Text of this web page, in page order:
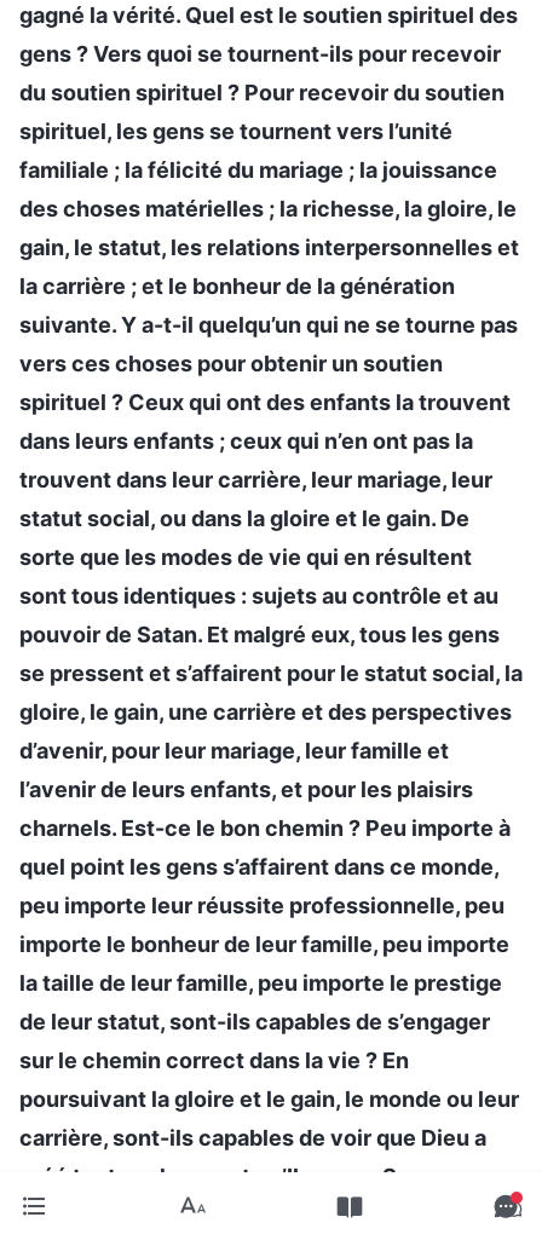
gagné la vérité. Quel est le soutien spirituel des
gens ? Vers quoi se tournent-ils pour recevoir
du soutien spirituel ? Pour recevoir du soutien
spirituel, les gens se tournent vers l’unité
familiale ; la félicité du mariage ; la jouissance
des choses matérielles ; la richesse, la gloire, le
gain, le statut, les relations interpersonnelles et
la carrière ; et le bonheur de la génération
suivante. Y a-t-il quelqu’un qui ne se tourne pas
vers ces choses pour obtenir un soutien
spirituel ? Ceux qui ont des enfants la trouvent
dans leurs enfants ; ceux qui n’en ont pas la
trouvent dans leur carrière, leur mariage, leur
statut social, ou dans la gloire et le gain. De
sorte que les modes de vie qui en résultent
sont tous identiques : sujets au contrôle et au
pouvoir de Satan. Et malgré eux, tous les gens
se pressent et s’affairent pour le statut social, la
gloire, le gain, une carrière et des perspectives
d’avenir, pour leur mariage, leur famille et
l’avenir de leurs enfants, et pour les plaisirs
charnels. Est-ce le bon chemin ? Peu importe à
quel point les gens s’affairent dans ce monde,
peu importe leur réussite professionnelle, peu
importe le bonheur de leur famille, peu importe
la taille de leur famille, peu importe le prestige
de leur statut, sont-ils capables de s’engager
sur le chemin correct dans la vie ? En
poursuivant la gloire et le gain, le monde ou leur
carrière, sont-ils capables de voir que Dieu a
créé toutes choses et qu’Il exerce Sa
souveraineté sur la destinée de l’humanité ? Ce